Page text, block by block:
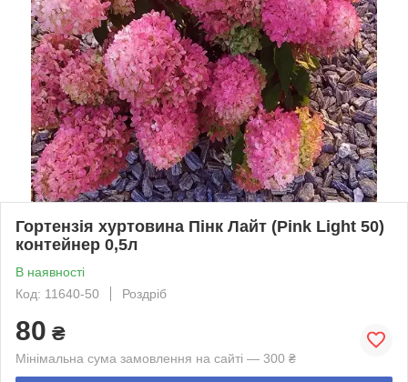
Гортензія хуртовина Пінк Лайт (Pink Light 50)
контейнер 0,5л
В наявності
Код: 11640-50
Роздріб
80 ₴
Мінімальна сума замовлення на сайті — 300 ₴